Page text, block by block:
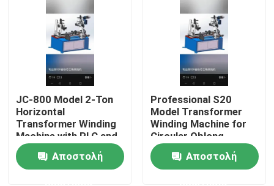
Αρχική Σελίδα
Προϊόντα
JC-800 Model 2-Ton
Horizontal
Transformer Winding
Machine with PLC and
Servo Motor System
and Double Head
Electric Magnetic
Αποστολή
Professional S20
Model Transformer
Winding Machine for
Circular Oblong
Elliptical Rectangular
Coils with Iron Core
Αποστολή